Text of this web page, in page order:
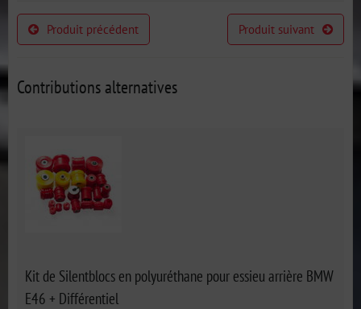
Produit précédent Produit suivant
Contributions alternatives
Kit de Silentblocs en polyuréthane pour essieu arrière BMW
E46 + Différentiel